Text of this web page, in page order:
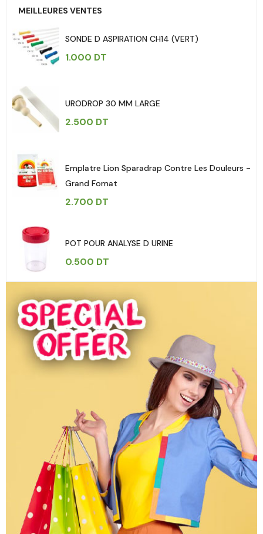
MEILLEURES VENTES
SONDE D ASPIRATION CH14 (VERT)
1.000 DT
URODROP 30 MM LARGE
2.500 DT
Emplatre Lion Sparadrap Contre Les Douleurs -
Grand Fomat
2.700 DT
POT POUR ANALYSE D URINE
0.500 DT